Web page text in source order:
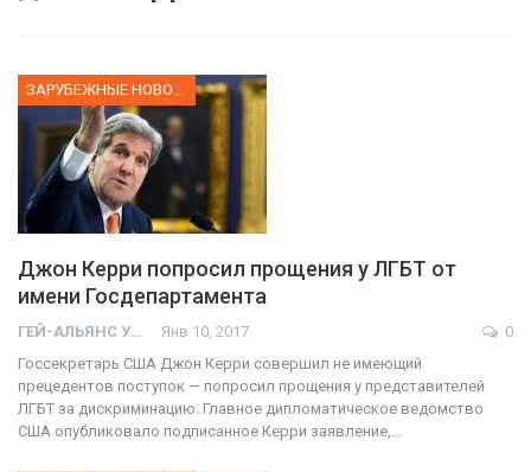
Джон Керри попросил прощения у ЛГБТ от
имени Госдепартамента
ГЕЙ-АЛЬЯНС УКРАИНА Янв 10, 2017
0
Госсекретарь США Джон Керри совершил не имеющий
прецедентов поступок — попросил прощения у представителей
ЛГБТ за дискриминацию. Главное дипломатическое ведомство
США опубликовало подписанное Керри заявление,…